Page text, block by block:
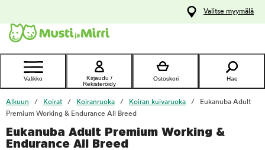
Ota yhteyttä
asiakaspalveluun
Valitse myymälä
Valikko
Kirjaudu /
Rekisteröidy
Ostoskori Hae
Alkuun Koirat Koiranruoka Koiran kuivaruoka
Eukanuba Adult
Premium Working & Endurance All Breed
Eukanuba Adult Premium Working &
Endurance All Breed
foo